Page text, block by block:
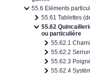
55.6 Eléments
55.61 Tablettes
55.62
ou particulière
55.62.1
55.62.2
55.62.3
55.62.4